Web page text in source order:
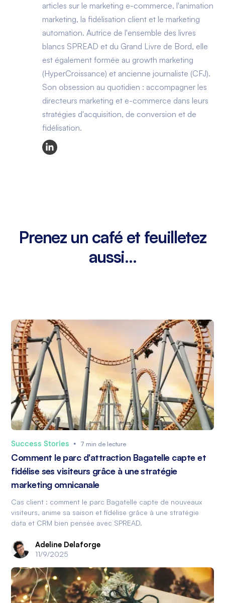
articles sur le marketing e-commerce, l'animation
marketing, la fidélisation client et le marketing
automation. Autrice de l'ensemble des livres
blancs SPREAD et du Grand Livre de Bord, elle
est également formée au growth marketing
(HyperCroissance) et ancienne journaliste (CFJ).
Son obsession au quotidien : accompagner les
directeurs marketing et e-commerce dans leurs
stratégies d'acquisition, de conversion et de
fidélisation.
Prenez un café et feuilletez
aussi...
Success Stories • 7 min de lecture
Comment le parc d'attraction Bagatelle capte et
fidélise ses visiteurs grâce à une stratégie
marketing omnicanale
Cas client : comment le parc Bagatelle capte de nouveaux
visiteurs, anime sa saison et fidélise grâce à une stratégie
data et CRM bien pensée avec SPREAD.
Adeline Delaforge
11/9/2025